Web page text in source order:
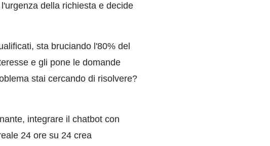
della richiesta e decide
sta bruciando l'80% del
e gli pone le domande
stai cercando di risolvere?
integrare il chatbot con
24 ore su 24 crea